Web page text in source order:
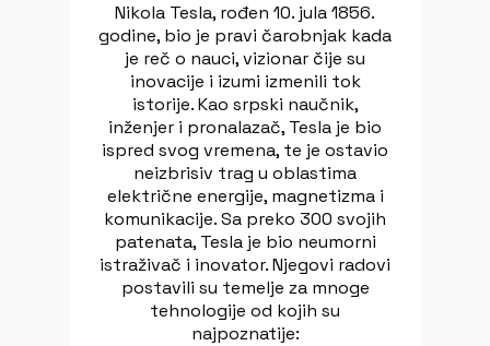
Nikola Tesla, rođen 10. jula 1856.
godine, bio je pravi čarobnjak kada
je reč o nauci, vizionar čije su
inovacije i izumi izmenili tok
istorije. Kao srpski naučnik,
inženjer i pronalazač, Tesla je bio
ispred svog vremena, te je ostavio
neizbrisiv trag u oblastima
električne energije, magnetizma i
komunikacije. Sa preko 300 svojih
patenata, Tesla je bio neumorni
istraživač i inovator. Njegovi radovi
postavili su temelje za mnoge
tehnologije od kojih su
najpoznatije: